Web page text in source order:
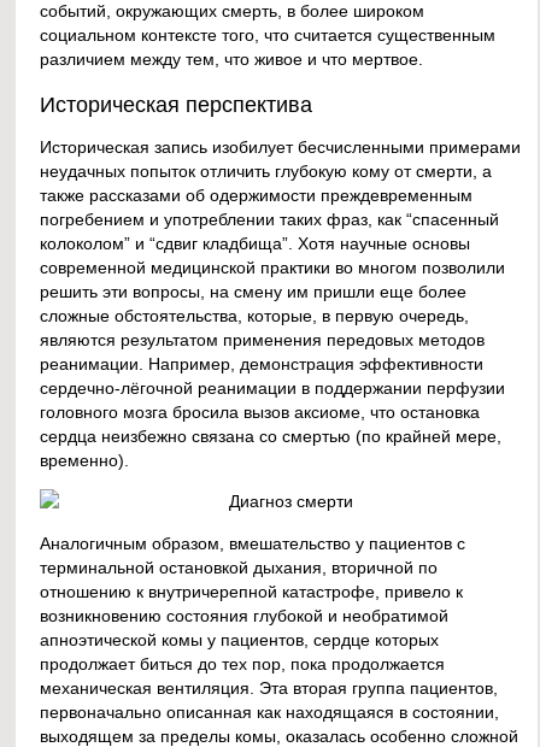
событий, окружающих смерть, в более широком
социальном контексте того, что считается существенным
различием между тем, что живое и что мертвое.
Историческая перспектива
Историческая запись изобилует бесчисленными примерами
неудачных попыток отличить глубокую кому от смерти, а
также рассказами об одержимости преждевременным
погребением и употреблении таких фраз, как “спасенный
колоколом” и “сдвиг кладбища”. Хотя научные основы
современной медицинской практики во многом позволили
решить эти вопросы, на смену им пришли еще более
сложные обстоятельства, которые, в первую очередь,
являются результатом применения передовых методов
реанимации. Например, демонстрация эффективности
сердечно-лёгочной реанимации в поддержании перфузии
головного мозга бросила вызов аксиоме, что остановка
сердца неизбежно связана со смертью (по крайней мере,
временно).
Аналогичным образом, вмешательство у пациентов с
терминальной остановкой дыхания, вторичной по
отношению к внутричерепной катастрофе, привело к
возникновению состояния глубокой и необратимой
апноэтической комы у пациентов, сердце которых
продолжает биться до тех пор, пока продолжается
механическая вентиляция. Эта вторая группа пациентов,
первоначально описанная как находящаяся в состоянии,
выходящем за пределы комы, оказалась особенно сложной